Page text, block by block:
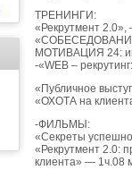
ТРЕНИНГИ:
«Рекрутмент
«СОБЕСЕДОВАНИЕ
МОТИВАЦИЯ 24:
-«WEB –
«Публичное
«ОХОТА на
-ФИЛЬМЫ:
«Секреты
«Рекрутмент 2.0:
клиента» — 1ч.08